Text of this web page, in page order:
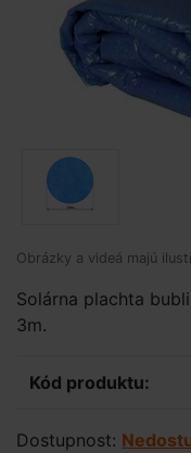
Obrázky a videá majú
Solárna plachta
3m.
Kód produktu:
Dostupnost: